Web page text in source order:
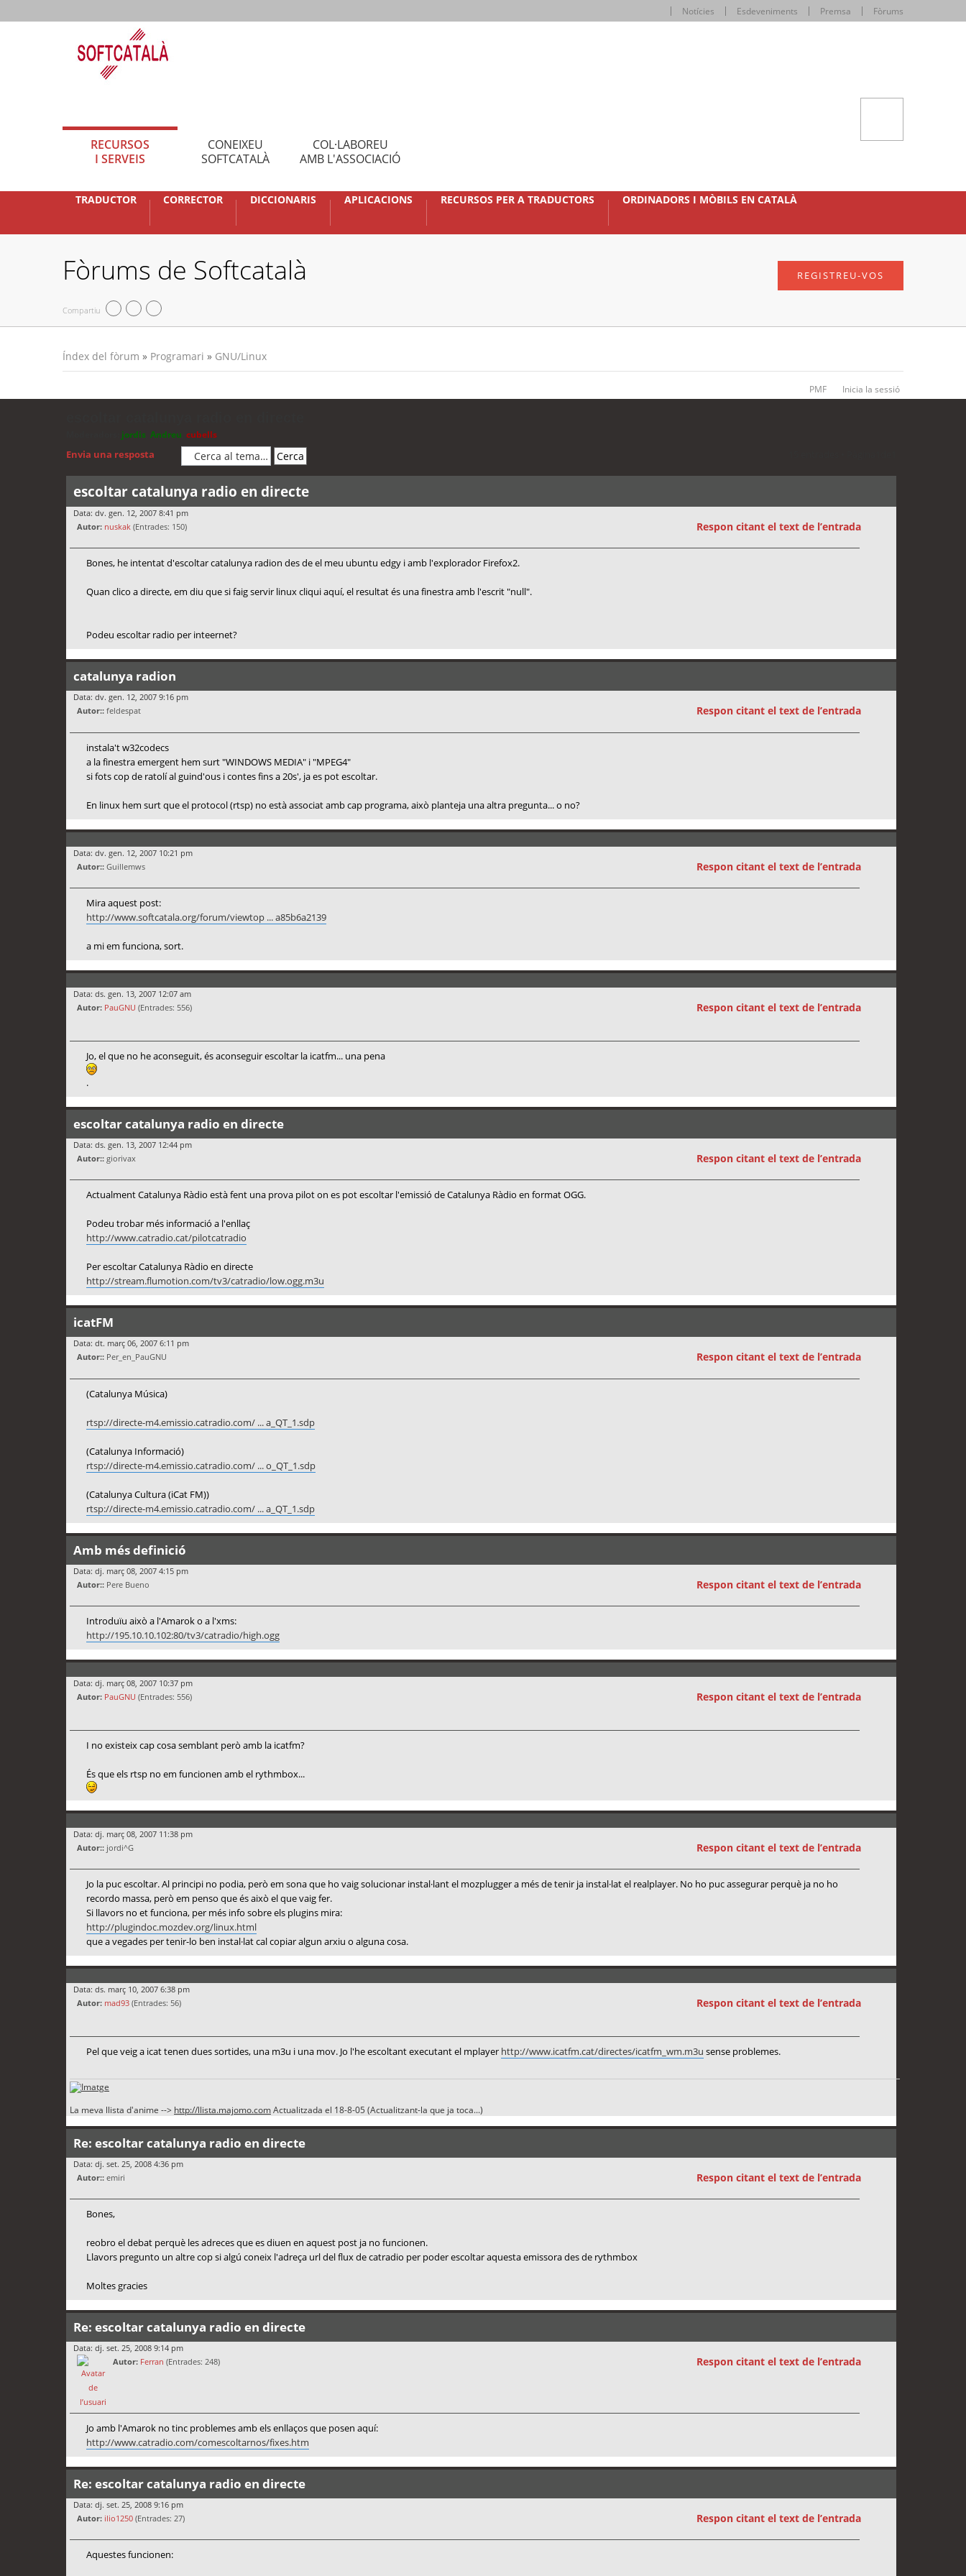
Notícies Esdeveniments Premsa Fòrums
RECURSOS
I SERVEIS
CONEIXEU
SOFTCATALÀ
COL·LABOREU
AMB L'ASSOCIACIÓ
TRADUCTOR CORRECTOR DICCIONARIS APLICACIONS RECURSOS PER A TRADUCTORS ORDINADORS I MÒBILS EN CATALÀ
Fòrums de Softcatalà
Compartiu
REGISTREU-VOS
Índex del fòrum » Programari » GNU/Linux
PMF Inicia la sessió
jordis Andreu cubells
Envia una resposta
escoltar catalunya radio en directe
Data: dv. gen. 12, 2007 8:41 pm
Autor: nuskak (Entrades: 150) Respon citant el text de l’entrada
Bones, he intentat d'escoltar catalunya radion des de el meu ubuntu edgy i amb l'explorador Firefox2.
Quan clico a directe, em diu que si faig servir linux cliqui aquí, el resultat és una finestra amb l'escrit "null".
Podeu escoltar radio per inteernet?
catalunya radion
Data: dv. gen. 12, 2007 9:16 pm
Autor:: feldespat Respon citant el text de l’entrada
instala't w32codecs
a la finestra emergent hem surt "WINDOWS MEDIA" i "MPEG4"
si fots cop de ratolí al guind'ous i contes fins a 20s', ja es pot escoltar.
En linux hem surt que el protocol (rtsp) no està associat amb cap programa, això planteja una altra pregunta... o no?
Data: dv. gen. 12, 2007 10:21 pm
Autor:: Guillemws Respon citant el text de l’entrada
Mira aquest post:
http://www.softcatala.org/forum/viewtop ... a85b6a2139
a mi em funciona, sort.
Data: ds. gen. 13, 2007 12:07 am
Autor: PauGNU (Entrades: 556) Respon citant el text de l’entrada
Jo, el que no he aconseguit, és aconseguir escoltar la icatfm... una pena
.
escoltar catalunya radio en directe
Data: ds. gen. 13, 2007 12:44 pm
Autor:: giorivax Respon citant el text de l’entrada
Actualment Catalunya Ràdio està fent una prova pilot on es pot escoltar l'emissió de Catalunya Ràdio en format OGG.
Podeu trobar més informació a l'enllaç
http://www.catradio.cat/pilotcatradio
Per escoltar Catalunya Ràdio en directe
http://stream.flumotion.com/tv3/catradio/low.ogg.m3u
icatFM
Data: dt. març 06, 2007 6:11 pm
Autor:: Per_en_PauGNU Respon citant el text de l’entrada
(Catalunya Música)
rtsp://directe-m4.emissio.catradio.com/ ... a_QT_1.sdp
(Catalunya Informació)
rtsp://directe-m4.emissio.catradio.com/ ... o_QT_1.sdp
(Catalunya Cultura (iCat FM))
rtsp://directe-m4.emissio.catradio.com/ ... a_QT_1.sdp
Amb més definició
Data: dj. març 08, 2007 4:15 pm
Autor:: Pere Bueno Respon citant el text de l’entrada
Introduïu això a l'Amarok o a l'xms:
http://195.10.10.102:80/tv3/catradio/high.ogg
Data: dj. març 08, 2007 10:37 pm
Autor: PauGNU (Entrades: 556) Respon citant el text de l’entrada
I no existeix cap cosa semblant però amb la icatfm?
És que els rtsp no em funcionen amb el rythmbox...
Data: dj. març 08, 2007 11:38 pm
Autor:: jordi^G Respon citant el text de l’entrada
Jo la puc escoltar. Al principi no podia, però em sona que ho vaig solucionar instal·lant el mozplugger a més de tenir ja instal·lat el realplayer. No ho puc assegurar perquè ja no ho
recordo massa, però em penso que és això el que vaig fer.
Si llavors no et funciona, per més info sobre els plugins mira:
http://plugindoc.mozdev.org/linux.html
que a vegades per tenir-lo ben instal·lat cal copiar algun arxiu o alguna cosa.
Data: ds. març 10, 2007 6:38 pm
Autor: mad93 (Entrades: 56) Respon citant el text de l’entrada
Pel que veig a icat tenen dues sortides, una m3u i una mov. Jo l'he escoltant executant el mplayer http://www.icatfm.cat/directes/icatfm_wm.m3u sense problemes.
La meva llista d'anime --> http://llista.majomo.comActualitzada el 18-8-05 (Actualitzant-la que ja toca...)
Re: escoltar catalunya radio en directe
Data: dj. set. 25, 2008 4:36 pm
Autor:: emiri Respon citant el text de l’entrada
Bones,
reobro el debat perquè les adreces que es diuen en aquest post ja no funcionen.
Llavors pregunto un altre cop si algú coneix l'adreça url del flux de catradio per poder escoltar aquesta emissora des de rythmbox
Moltes gracies
Re: escoltar catalunya radio en directe
Data: dj. set. 25, 2008 9:14 pm
Autor: Ferran (Entrades: 248) Respon citant el text de l’entrada
Jo amb l'Amarok no tinc problemes amb els enllaços que posen aquí:
http://www.catradio.com/comescoltarnos/fixes.htm
Re: escoltar catalunya radio en directe
Data: dj. set. 25, 2008 9:16 pm
Autor: ilio1250 (Entrades: 27) Respon citant el text de l’entrada
Aquestes funcionen: